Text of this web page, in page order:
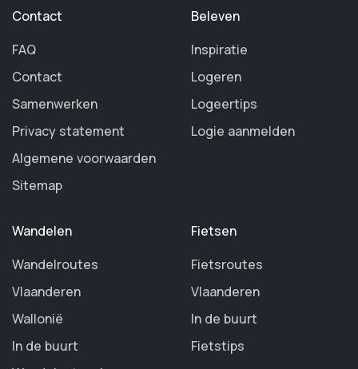
Contact
FAQ
Contact
Samenwerken
Privacy statement
Algemene voorwaarden
Sitemap
Beleven
Inspiratie
Logeren
Logeertips
Logie aanmelden
Wandelen
Wandelroutes
Vlaanderen
Wallonië
In de buurt
Fietsen
Fietsroutes
Vlaanderen
In de buurt
Fietstips